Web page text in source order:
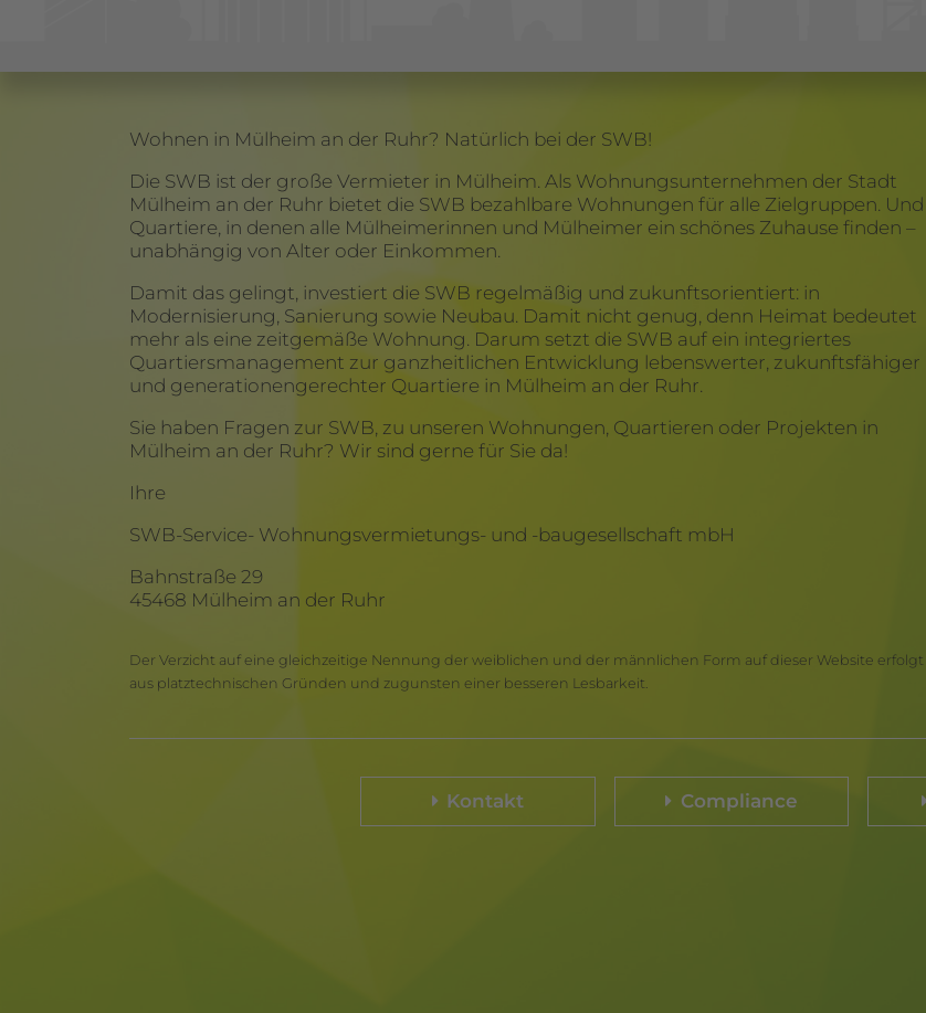
Wohnen in Mülheim an der Ruhr? Natürlich bei der SWB!
Die SWB ist der große Vermieter in Mülheim. Als Wohnungsunternehmen der Stadt
Mülheim an der Ruhr bietet die SWB bezahlbare Wohnungen für alle Zielgruppen. Und
Quartiere, in denen alle Mülheimerinnen und Mülheimer ein schönes Zuhause finden –
unabhängig von Alter oder Einkommen.
Damit das gelingt, investiert die SWB regelmäßig und zukunftsorientiert: in
Modernisierung, Sanierung sowie Neubau. Damit nicht genug, denn Heimat bedeutet
mehr als eine zeitgemäße Wohnung. Darum setzt die SWB auf ein integriertes
Quartiersmanagement zur ganzheitlichen Entwicklung lebenswerter, zukunftsfähiger
und generationengerechter Quartiere in Mülheim an der Ruhr.
Sie haben Fragen zur SWB, zu unseren Wohnungen, Quartieren oder Projekten in
Mülheim an der Ruhr? Wir sind gerne für Sie da!
Ihre
SWB-Service- Wohnungsvermietungs- und -baugesellschaft mbH
Bahnstraße 29
45468 Mülheim an der Ruhr
Der Verzicht auf eine gleichzeitige Nennung der weiblichen und der männlichen Form auf dieser Website erfolgt
aus platztechnischen Gründen und zugunsten einer besseren Lesbarkeit.
Kontakt Compliance